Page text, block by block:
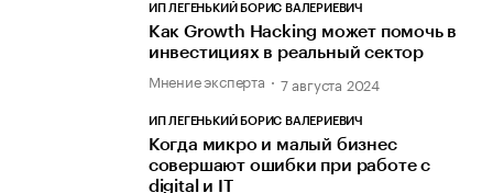
ИП ЛЕГЕНЬКИЙ БОРИС ВАЛЕРИЕВИЧ
Как Growth Hacking может помочь в
инвестициях в реальный сектор
Мнение эксперта 7 августа 2024
ИП ЛЕГЕНЬКИЙ БОРИС ВАЛЕРИЕВИЧ
Когда микро и малый бизнес
совершают ошибки при работе с
digital и IT